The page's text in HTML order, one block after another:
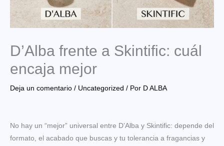
D’Alba frente a Skintific: cuál
encaja mejor
Deja un comentario / Uncategorized / Por D ALBA
No hay un “mejor” universal entre D’Alba y Skintific: depende del
formato, el acabado que buscas y tu tolerancia a fragancias y